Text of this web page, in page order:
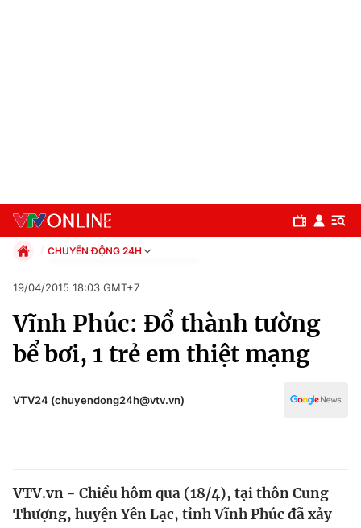
Chuyên mục
Chính trị
Y tế
CHUYỂN ĐỘNG 24H
Xã hội
Pháp luật
Thể thao
Văn hóa - Giải trí
Giáo dục
19/04/2015 18:03 GMT+7
Vĩnh Phúc: Đổ thành tường
bể bơi, 1 trẻ em thiệt mạng
VTV24 (chuyendong24h@vtv.vn)
VTV.vn - Chiều hôm qua (18/4), tại thôn Cung
Thượng, huyện Yên Lạc, tỉnh Vĩnh Phúc đã xảy